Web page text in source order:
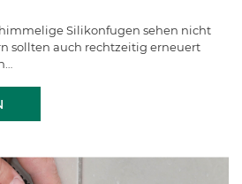
Silikonfugen sehen nicht
sollten auch rechtzeitig erneuert